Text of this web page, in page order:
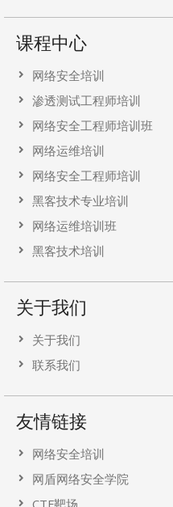
课程中心
网络安全培训
渗透测试工程师培训
网络安全工程师培训班
网络运维培训
网络安全工程师培训
黑客技术专业培训
网络运维培训班
黑客技术培训
关于我们
关于我们
联系我们
友情链接
网络安全培训
网盾网络安全学院
CTF靶场